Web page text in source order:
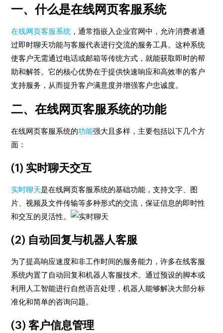
一、什么是在线网页客服系统
在线网页客服系统 ，通常指嵌入企业官网中，允许消费者通
过即时聊天功能与客服代表进行交流的服务工具。这种系统
使客户无需通过电话或邮箱等传统方式，就能获取即时的帮
助和解答。它的核心优势在于提供快速响应和高效率的客户
支持服务，从而提升客户满意度并增强客户忠诚度。
二、在线网页客服系统的功能
在线网页客服系统的功能强大且多样，主要包括以下几个方
面：
(1) 实时聊天交互
实时聊天是在线网页客服系统的基础功能，支持文字、图
片、视频及文件传输等多种形式的交流，保证信息的即时性
和交互的灵活性。
(2) 自动回复与机器人客服
为了提高响应速度和非工作时间的服务能力，许多在线客服
系统内置了自动回复和机器人客服技术。通过预设的脚本或
利用人工智能进行自然语言处理，机器人能够解决大部分标
准化和简单的咨询问题。
(3) 客户信息管理